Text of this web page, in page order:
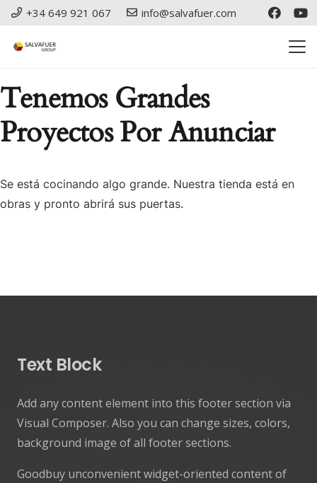
+34 649 921 067 info@salvafuer.com
Tenemos Grandes
Proyectos Por Anunciar
Se está cocinando algo grande. Nuestra tienda está en
obras y pronto abrirá sus puertas.
Text Block
Add any content element into this footer section via
Visual Composer. Also you can change sizes, colors,
background image of all footer sections.
Goodbuy unconvenient widget-oriented content of